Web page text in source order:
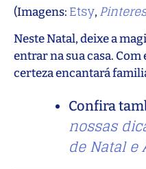
(Imagens: Etsy,
Neste Natal, deixe a
entrar na sua casa. Com
certeza encantará
Confira
nossas
de Natal e